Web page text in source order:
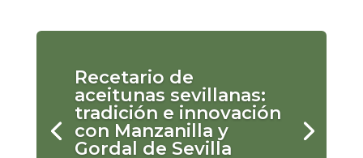
Recetario de
aceitunas sevillanas:
tradición e innovación
con Manzanilla y
Gordal de Sevilla